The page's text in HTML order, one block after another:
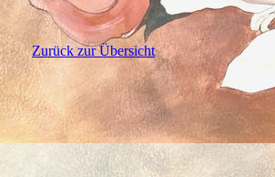
Zurück zur Übersicht